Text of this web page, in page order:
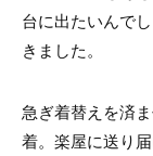
台に出たいんでし
きました。
急ぎ着替えを済
着。楽屋に送り